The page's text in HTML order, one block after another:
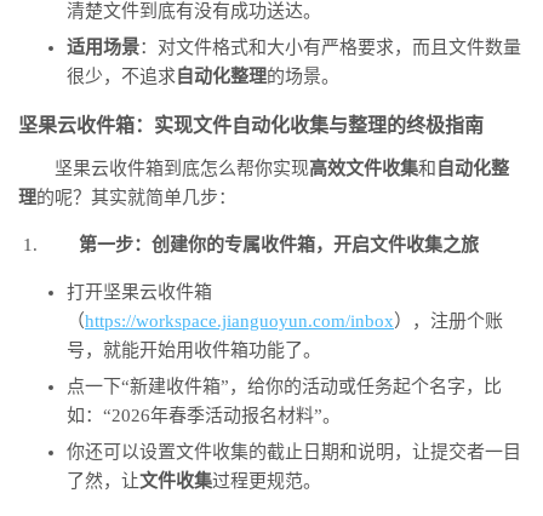
清楚文件到底有没有成功送达。
适用场景：对文件格式和大小有严格要求，而且文件数量
很少，不追求 自动化整理的场景。
坚果云收件箱：实现文件自动化收集与整理的终极指南
坚果云收件箱到底怎么帮你实现高效文件收集和 自动化整
理的呢？其实就简单几步：
第一步：创建你的专属收件箱，开启文件收集之旅
打开坚果云收件箱
（https://workspace.jianguoyun.com/inbox），注册个账
号，就能开始用收件箱功能了。
点一下“新建收件箱”，给你的活动或任务起个名字，比
如：“2026年春季活动报名材料”。
你还可以设置文件收集的截止日期和说明，让提交者一目
了然，让文件收集过程更规范。